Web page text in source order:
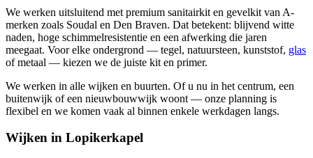
We werken uitsluitend met premium sanitairkit en gevelkit van A-
merken zoals Soudal en Den Braven. Dat betekent: blijvend witte
naden, hoge schimmelresistentie en een afwerking die jaren
meegaat. Voor elke ondergrond — tegel, natuursteen, kunststof, glas
of metaal — kiezen we de juiste kit en primer.
We werken in alle wijken en buurten. Of u nu in het centrum, een
buitenwijk of een nieuwbouwwijk woont — onze planning is
flexibel en we komen vaak al binnen enkele werkdagen langs.
Wijken in Lopikerkapel